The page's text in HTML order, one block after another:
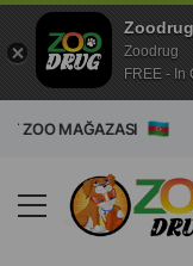
ZOO MAĞAZASI
Zoodrug
Zoodrug
FREE - In